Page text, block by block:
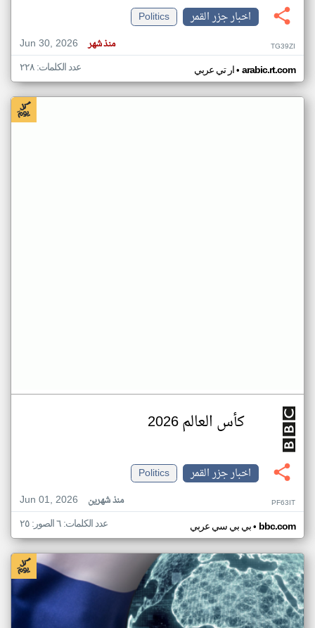
اخبار جزر القمر
Politics
Jun 30, 2026
منذ شهر TG39ZI
ار تي عربي• arabic.rt.com عدد الكلمات: ٢٢٨
كأس العالم 2026
اخبار جزر القمر
Politics
Jun 01, 2026
منذ شهرين PF63IT
بي بي سي عربي• bbc.com عدد الكلمات: ٦ الصور: ٢٥